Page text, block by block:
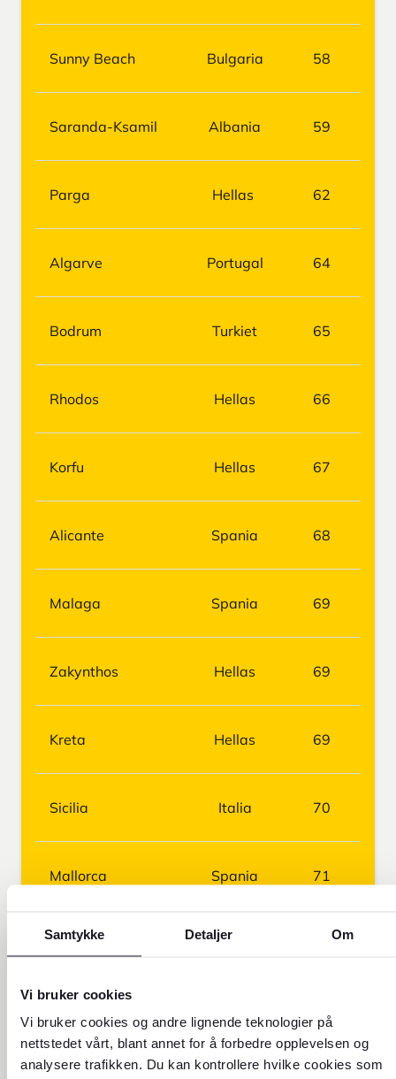
Samtykke Detaljer Om
Vi bruker cookies
Vi bruker cookies og andre lignende teknologier på
nettstedet vårt, blant annet for å forbedre opplevelsen og
analysere trafikken. Du kan kontrollere hvilke cookies som
Sunny Beach Bulgaria 58
Saranda-Ksamil Albania 59
Parga Hellas 62
Algarve Portugal 64
Bodrum Turkiet 65
Rhodos Hellas 66
Korfu Hellas 67
Alicante Spania 68
Malaga Spania 69
Zakynthos Hellas 69
Kreta Hellas 69
Sicilia Italia 70
Mallorca Spania 71
Ayia Napa Kypros
74